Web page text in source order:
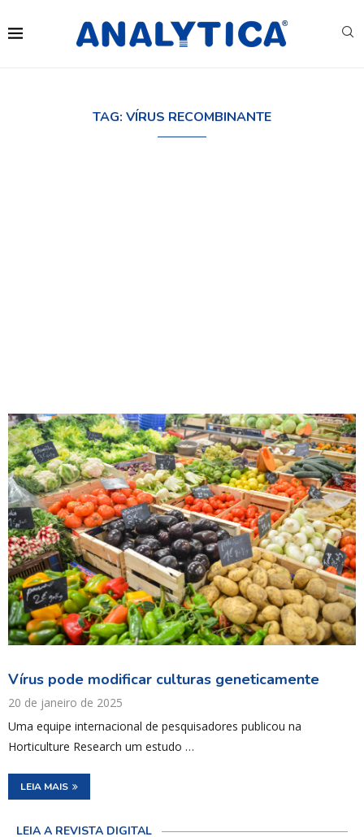
TAG: VÍRUS RECOMBINANTE
Vírus pode modificar culturas geneticamente
20 de janeiro de 2025
Uma equipe internacional de pesquisadores publicou na
Horticulture Research um estudo …
LEIA MAIS
LEIA A REVISTA DIGITAL